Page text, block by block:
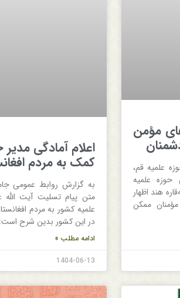
مؤمن
علمیه قم،
حوزه علمیه
هند اظهار
ممکن
اعلام آمادگی
کمک به مردم
به گزارش روابط عمومی
متن پیام تسلیت آیت الله
علمیه کشور به مردم
در این کشور بدین شرح است:
ادامه مطلب »
1404-06-13